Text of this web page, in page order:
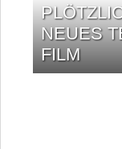
NEUES
FILM